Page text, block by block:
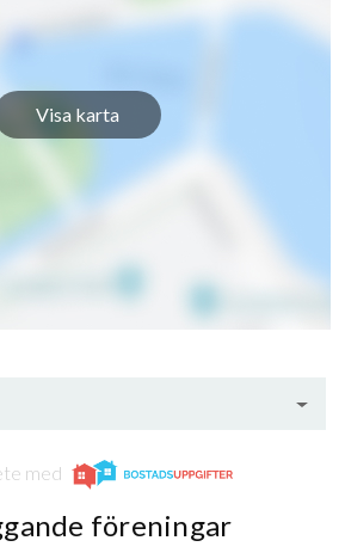
Visa karta
med
föreningar